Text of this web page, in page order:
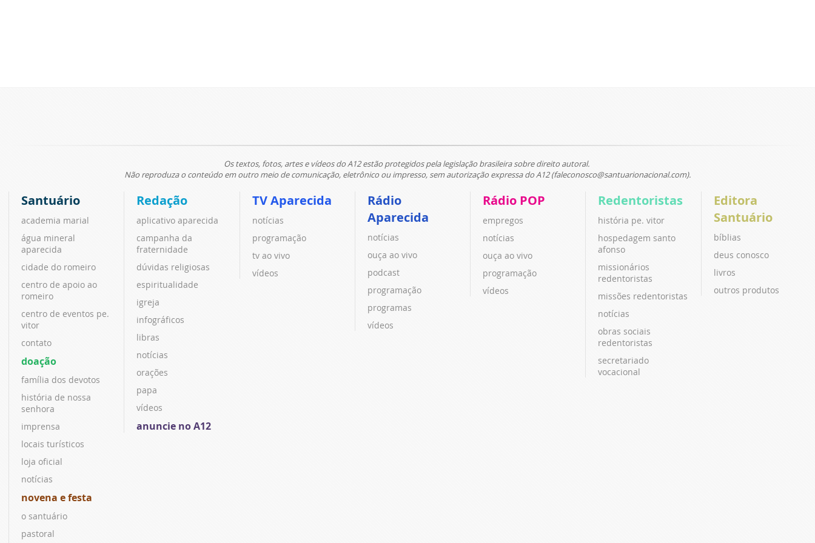
Os textos, fotos, artes e vídeos do A12 estão protegidos pela legislação brasileira sobre direito autoral.
Não reproduza o conteúdo em outro meio de comunicação, eletrônico ou impresso, sem autorização expressa do A12 (faleconosco@santuarionacional.com).
Santuário
academia marial
água mineral
aparecida
cidade do romeiro
centro de apoio ao
romeiro
centro de eventos pe.
vitor
contato
doação
família dos devotos
história de nossa
senhora
imprensa
locais turísticos
loja oficial
notícias
novena e festa
o santuário
pastoral
Redação
aplicativo aparecida
campanha da
fraternidade
dúvidas religiosas
espiritualidade
igreja
infográficos
libras
notícias
orações
papa
vídeos
anuncie no A12
TV Aparecida
notícias
programação
tv ao vivo
vídeos
Rádio
Aparecida
notícias
ouça ao vivo
podcast
programação
programas
vídeos
Rádio POP
empregos
notícias
ouça ao vivo
programação
vídeos
Redentoristas
história pe. vitor
hospedagem santo
afonso
missionários
redentoristas
missões redentoristas
notícias
obras sociais
redentoristas
secretariado
vocacional
Editora
Santuário
bíblias
deus conosco
livros
outros produtos